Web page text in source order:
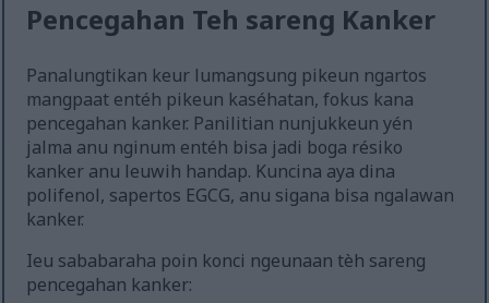
Pencegahan Teh sareng Kanker
Panalungtikan keur lumangsung pikeun ngartos
mangpaat entéh pikeun kaséhatan, fokus kana
pencegahan kanker. Panilitian nunjukkeun yén
jalma anu nginum entéh bisa jadi boga résiko
kanker anu leuwih handap. Kuncina aya dina
polifenol, sapertos EGCG, anu sigana bisa ngalawan
kanker.
Ieu sababaraha poin konci ngeunaan tèh sareng
pencegahan kanker: